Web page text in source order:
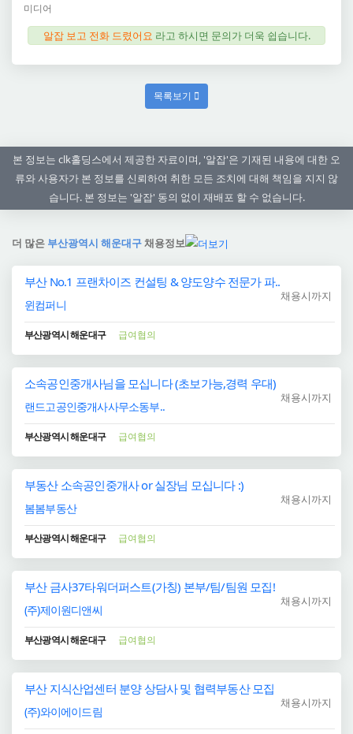
미디어
알잡 보고 전화 드렸어요 라고 하시면 문의가 더욱 쉽습니다.
목록보기
본 정보는 clk홀딩스에서 제공한 자료이며, '알잡'은 기재된 내용에 대한 오
류와 사용자가 본 정보를 신뢰하여 취한 모든 조치에 대해 책임을 지지 않
습니다. 본 정보는 '알잡' 동의 없이 재배포 할 수 없습니다.
더 많은 부산광역시 해운대구채용정보
부산 No.1 프랜차이즈 컨설팅 & 양도양수 전문가 파..
윈컴퍼니
채용시까지
부산광역시 해운대구 급여협의
소속공인중개사님을 모십니다 (초보가능,경력 우대)
랜드고공인중개사사무소동부..
채용시까지
부산광역시 해운대구 급여협의
부동산 소속공인중개사 or 실장님 모십니다 :)
봄봄부동산
채용시까지
부산광역시 해운대구 급여협의
부산 금사37타워더퍼스트(가칭) 본부/팀/팀원 모집!
(주)제이원디앤씨
채용시까지
부산광역시 해운대구 급여협의
부산 지식산업센터 분양 상담사 및 협력부동산 모집
(주)와이에이드림
채용시까지